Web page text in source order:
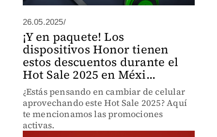
26.05.2025/
¡Y en paquete! Los
dispositivos Honor tienen
estos descuentos durante el
Hot Sale 2025 en Méxi...
¿Estás pensando en cambiar de celular
aprovechando este Hot Sale 2025? Aquí
te mencionamos las promociones
activas.